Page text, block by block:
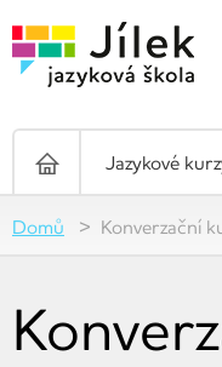
Jazykové
Domů Konverzační